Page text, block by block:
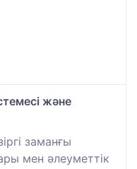
және
заманғы
мен әлеуметтік